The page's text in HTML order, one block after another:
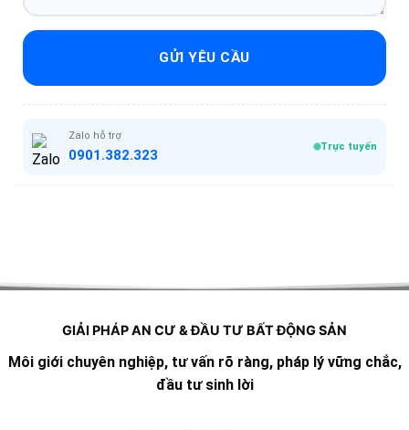
GỬI YÊU CẦU
Zalo hỗ trợ
0901.382.323 Trực tuyến
GIẢI PHÁP AN CƯ & ĐẦU TƯ BẤT ĐỘNG SẢN
Môi giới chuyên nghiệp, tư vấn rõ ràng, pháp lý vững chắc,
đầu tư sinh lời